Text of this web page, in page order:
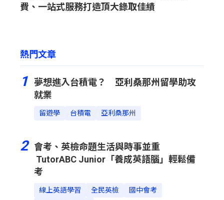
費、一站式服務打造頂大錄取佳績
熱門文章
1
夢想進入台積電？ 亞利桑那州留學助攻
就業
留遊學 台積電 亞利桑那州
2
會考、英檢命題生活與時事並重
TutorABC Junior「養成英語腦」輕鬆備
考
線上英語學習 全民英檢
國中會考